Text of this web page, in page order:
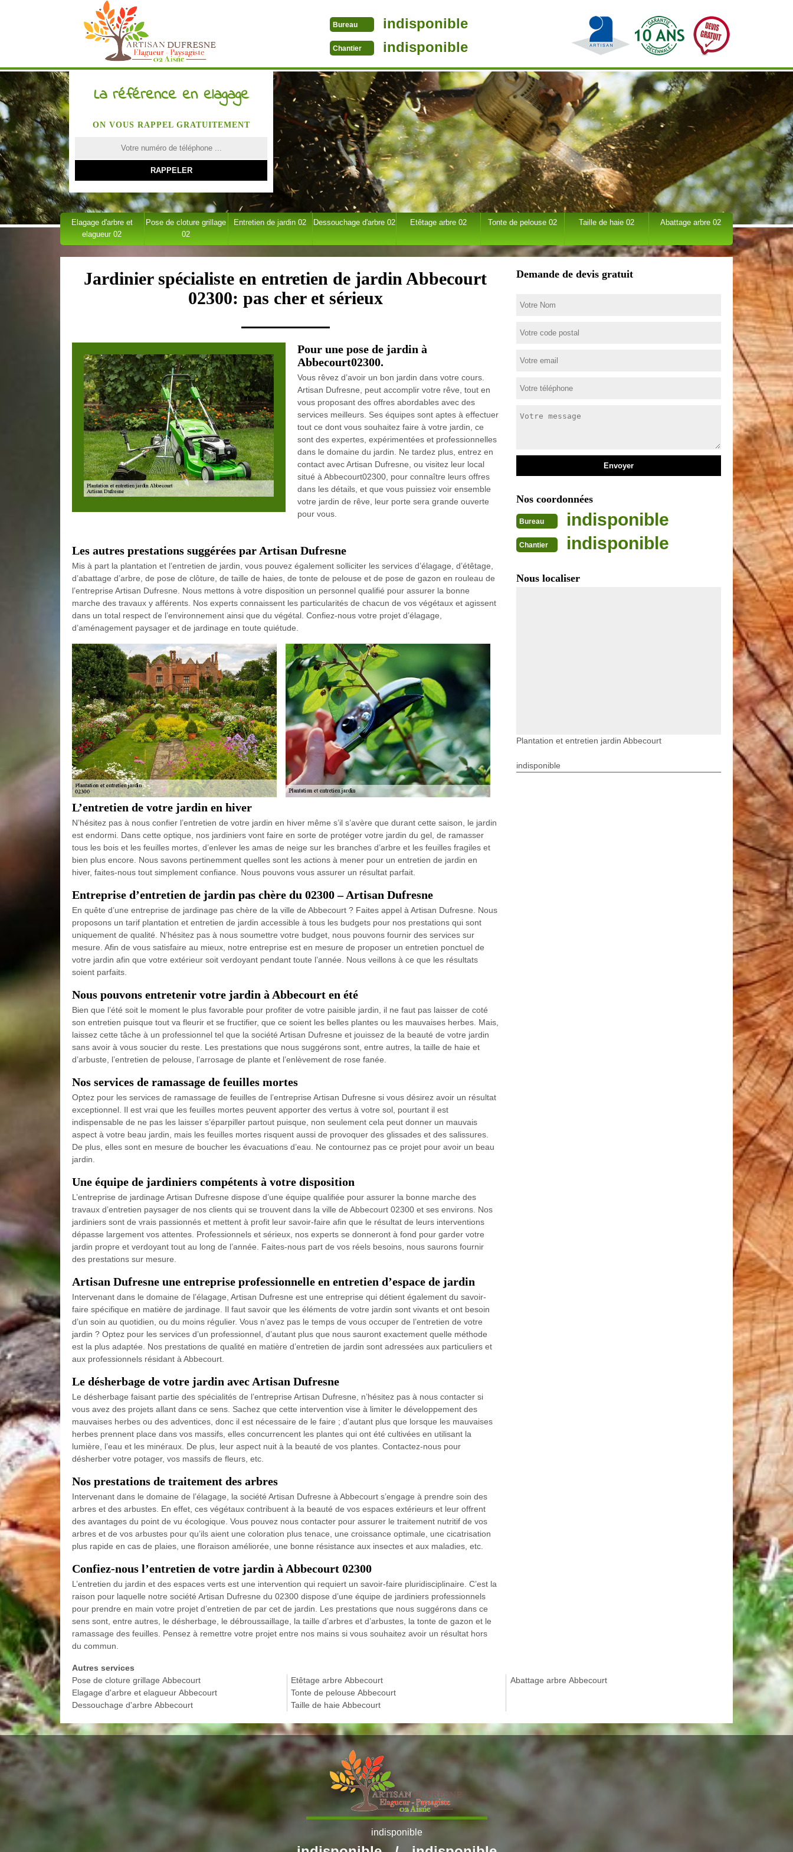
Bureau indisponible
Chantier indisponible
La référence en elagage
ON VOUS RAPPEL GRATUITEMENT
Elagage d'arbre et
elagueur 02
Pose de cloture grillage
02
Entretien de jardin 02 Dessouchage d'arbre 02 Etêtage arbre 02 Tonte de pelouse 02 Taille de haie 02 Abattage arbre 02
Jardinier spécialiste en entretien de jardin Abbecourt
02300: pas cher et sérieux
Pour une pose de jardin à
Abbecourt02300.
Vous rêvez d’avoir un bon jardin dans votre cours.
Artisan Dufresne, peut accomplir votre rêve, tout en
vous proposant des offres abordables avec des
services meilleurs. Ses équipes sont aptes à effectuer
tout ce dont vous souhaitez faire à votre jardin, ce
sont des expertes, expérimentées et professionnelles
dans le domaine du jardin. Ne tardez plus, entrez en
contact avec Artisan Dufresne, ou visitez leur local
situé à Abbecourt02300, pour connaître leurs offres
dans les détails, et que vous puissiez voir ensemble
votre jardin de rêve, leur porte sera grande ouverte
pour vous.
Les autres prestations suggérées par Artisan Dufresne
Mis à part la plantation et l’entretien de jardin, vous pouvez également solliciter les services d’élagage, d’étêtage,
d’abattage d’arbre, de pose de clôture, de taille de haies, de tonte de pelouse et de pose de gazon en rouleau de
l’entreprise Artisan Dufresne. Nous mettons à votre disposition un personnel qualifié pour assurer la bonne
marche des travaux y afférents. Nos experts connaissent les particularités de chacun de vos végétaux et agissent
dans un total respect de l’environnement ainsi que du végétal. Confiez-nous votre projet d’élagage,
d’aménagement paysager et de jardinage en toute quiétude.
L’entretien de votre jardin en hiver
N’hésitez pas à nous confier l’entretien de votre jardin en hiver même s’il s’avère que durant cette saison, le jardin
est endormi. Dans cette optique, nos jardiniers vont faire en sorte de protéger votre jardin du gel, de ramasser
tous les bois et les feuilles mortes, d’enlever les amas de neige sur les branches d’arbre et les feuilles fragiles et
bien plus encore. Nous savons pertinemment quelles sont les actions à mener pour un entretien de jardin en
hiver, faites-nous tout simplement confiance. Nous pouvons vous assurer un résultat parfait.
Entreprise d’entretien de jardin pas chère du 02300 – Artisan Dufresne
En quête d’une entreprise de jardinage pas chère de la ville de Abbecourt ? Faites appel à Artisan Dufresne. Nous
proposons un tarif plantation et entretien de jardin accessible à tous les budgets pour nos prestations qui sont
uniquement de qualité. N’hésitez pas à nous soumettre votre budget, nous pouvons fournir des services sur
mesure. Afin de vous satisfaire au mieux, notre entreprise est en mesure de proposer un entretien ponctuel de
votre jardin afin que votre extérieur soit verdoyant pendant toute l’année. Nous veillons à ce que les résultats
soient parfaits.
Nous pouvons entretenir votre jardin à Abbecourt en été
Bien que l’été soit le moment le plus favorable pour profiter de votre paisible jardin, il ne faut pas laisser de coté
son entretien puisque tout va fleurir et se fructifier, que ce soient les belles plantes ou les mauvaises herbes. Mais,
laissez cette tâche à un professionnel tel que la société Artisan Dufresne et jouissez de la beauté de votre jardin
sans avoir à vous soucier du reste. Les prestations que nous suggérons sont, entre autres, la taille de haie et
d’arbuste, l’entretien de pelouse, l’arrosage de plante et l’enlèvement de rose fanée.
Nos services de ramassage de feuilles mortes
Optez pour les services de ramassage de feuilles de l’entreprise Artisan Dufresne si vous désirez avoir un résultat
exceptionnel. Il est vrai que les feuilles mortes peuvent apporter des vertus à votre sol, pourtant il est
indispensable de ne pas les laisser s’éparpiller partout puisque, non seulement cela peut donner un mauvais
aspect à votre beau jardin, mais les feuilles mortes risquent aussi de provoquer des glissades et des salissures.
De plus, elles sont en mesure de boucher les évacuations d’eau. Ne contournez pas ce projet pour avoir un beau
jardin.
Une équipe de jardiniers compétents à votre disposition
L’entreprise de jardinage Artisan Dufresne dispose d’une équipe qualifiée pour assurer la bonne marche des
travaux d’entretien paysager de nos clients qui se trouvent dans la ville de Abbecourt 02300 et ses environs. Nos
jardiniers sont de vrais passionnés et mettent à profit leur savoir-faire afin que le résultat de leurs interventions
dépasse largement vos attentes. Professionnels et sérieux, nos experts se donneront à fond pour garder votre
jardin propre et verdoyant tout au long de l’année. Faites-nous part de vos réels besoins, nous saurons fournir
des prestations sur mesure.
Artisan Dufresne une entreprise professionnelle en entretien d’espace de jardin
Intervenant dans le domaine de l’élagage, Artisan Dufresne est une entreprise qui détient également du savoir-
faire spécifique en matière de jardinage. Il faut savoir que les éléments de votre jardin sont vivants et ont besoin
d’un soin au quotidien, ou du moins régulier. Vous n’avez pas le temps de vous occuper de l’entretien de votre
jardin ? Optez pour les services d’un professionnel, d’autant plus que nous sauront exactement quelle méthode
est la plus adaptée. Nos prestations de qualité en matière d’entretien de jardin sont adressées aux particuliers et
aux professionnels résidant à Abbecourt.
Le désherbage de votre jardin avec Artisan Dufresne
Le désherbage faisant partie des spécialités de l’entreprise Artisan Dufresne, n’hésitez pas à nous contacter si
vous avez des projets allant dans ce sens. Sachez que cette intervention vise à limiter le développement des
mauvaises herbes ou des adventices, donc il est nécessaire de le faire ; d’autant plus que lorsque les mauvaises
herbes prennent place dans vos massifs, elles concurrencent les plantes qui ont été cultivées en utilisant la
lumière, l’eau et les minéraux. De plus, leur aspect nuit à la beauté de vos plantes. Contactez-nous pour
désherber votre potager, vos massifs de fleurs, etc.
Nos prestations de traitement des arbres
Intervenant dans le domaine de l’élagage, la société Artisan Dufresne à Abbecourt s’engage à prendre soin des
arbres et des arbustes. En effet, ces végétaux contribuent à la beauté de vos espaces extérieurs et leur offrent
des avantages du point de vu écologique. Vous pouvez nous contacter pour assurer le traitement nutritif de vos
arbres et de vos arbustes pour qu’ils aient une coloration plus tenace, une croissance optimale, une cicatrisation
plus rapide en cas de plaies, une floraison améliorée, une bonne résistance aux insectes et aux maladies, etc.
Confiez-nous l’entretien de votre jardin à Abbecourt 02300
L’entretien du jardin et des espaces verts est une intervention qui requiert un savoir-faire pluridisciplinaire. C’est la
raison pour laquelle notre société Artisan Dufresne du 02300 dispose d’une équipe de jardiniers professionnels
pour prendre en main votre projet d’entretien de par cet de jardin. Les prestations que nous suggérons dans ce
sens sont, entre autres, le désherbage, le débroussaillage, la taille d’arbres et d’arbustes, la tonte de gazon et le
ramassage des feuilles. Pensez à remettre votre projet entre nos mains si vous souhaitez avoir un résultat hors
du commun.
Demande de devis gratuit
Nos coordonnées
Bureau indisponible
Chantier indisponible
Nous localiser
Plantation et entretien jardin Abbecourt
indisponible
Autres services
Pose de cloture grillage Abbecourt
Elagage d'arbre et elagueur Abbecourt
Dessouchage d'arbre Abbecourt
Etêtage arbre Abbecourt
Tonte de pelouse Abbecourt
Taille de haie Abbecourt
Abattage arbre Abbecourt
indisponible